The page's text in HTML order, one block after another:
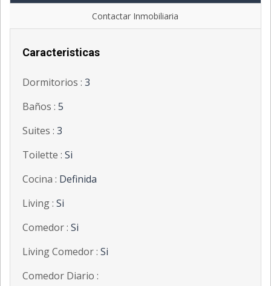
Contactar Inmobiliaria
Caracteristicas
Dormitorios : 3
Baños : 5
Suites : 3
Toilette : Si
Cocina : Definida
Living : Si
Comedor : Si
Living Comedor : Si
Comedor Diario :